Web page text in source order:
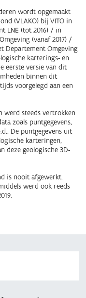
wordt opgemaakt
(VLAKO) bij VITO in
LNE (tot 2016) / in
(vanaf 2017) /
Departement Omgeving
karterings- en
eerste versie van dit
binnen dit
voorgelegd aan een
werd steeds vertrokken
zoals puntgegevens,
De puntgegevens uit
karteringen,
deze geologische 3D-
is nooit afgewerkt.
werd ook reeds